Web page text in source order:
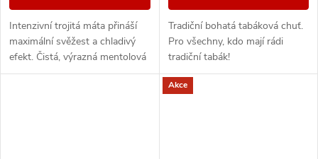
Intenzivní trojitá máta přináší
maximální svěžest a chladivý
efekt. Čistá, výrazná mentolová
chuť pro milovníky silného
Tradiční bohatá tabáková chuť.
Pro všechny, kdo mají rádi
tradiční tabák!
Akce